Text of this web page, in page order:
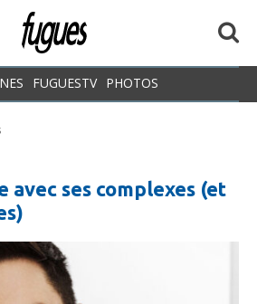
FUGUESTV PHOTOS
avec ses complexes (et